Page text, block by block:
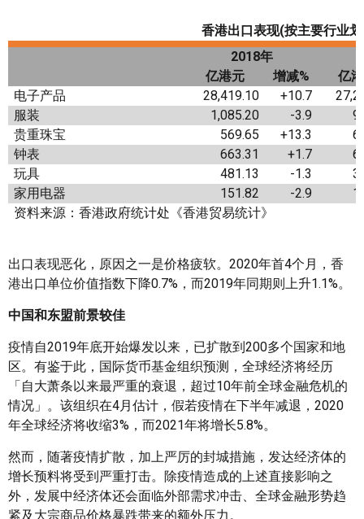
香港出口表现(按主要行业
2018年
亿港元
增减%
亿
电子产品
28,419.10 +10.7
服装
1,085.20 -3.9
贵重珠宝
569.65 +13.3
钟表
663.31 +1.7
玩具
481.13 -1.3
家用电器
151.82 -2.9
资料来源：香港政府统计处《香港贸易统计》
出口表现恶化，原因之一是价格疲软。2020年首4个月，香
港出口单位价值指数下降0.7%，而2019年同期则上升1.1%。
中国和东盟前景较佳
疫情自2019年底开始爆发以来，已扩散到200多个国家和地
区。有鉴于此，国际货币基金组织预测，全球经济将经历
「自大萧条以来最严重的衰退，超过10年前全球金融危机的
情况」。该组织在4月估计，假若疫情在下半年减退，2020
年全球经济将收缩3%，而2021年将增长5.8%。
然而，随著疫情扩散，加上严厉的封城措施，发达经济体的
增长预料将受到严重打击。除疫情造成的上述直接影响之
外，发展中经济体还会面临外部需求冲击、全球金融形势趋
紧及大宗商品价格暴跌带来的额外压力。